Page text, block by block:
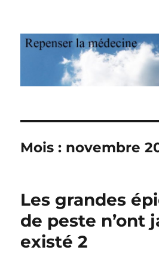
Repenser la
Mois : novembre
Les grandes
de peste n’ont
existé 2